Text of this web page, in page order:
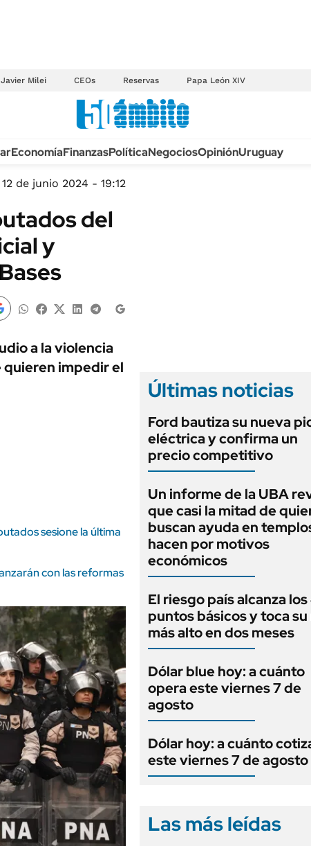
Javier Milei CEOs Reservas Papa León XIV
TECNOLOGÍA
MÉXICO
MUNDO
INFORMACIÓN GENERAL
ESPECTÁCULOS
AUTOS
EconomíaFinanzasPolíticaNegociosOpiniónUruguay
12 de junio 2024 - 19:12
del
y
a la violencia
quieren impedir el
sesione la última
con las reformas
Últimas noticias
Ford bautiza su nueva
eléctrica y confirma un
precio competitivo
Un informe de la UBA
que casi la mitad de
buscan ayuda en
hacen por motivos
económicos
El riesgo país alcanza
puntos básicos y toca
más alto en dos meses
Dólar blue hoy: a cuánto
opera este viernes 7 de
agosto
Dólar hoy: a cuánto
este viernes 7 de agosto
Las más leídas